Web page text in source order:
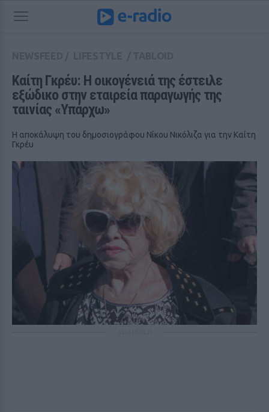
Καίτη Γκρέυ: Η οικογένειά της έστειλε
εξώδικο στην εταιρεία παραγωγής της
ταινίας «Υπάρχω»
Η αποκάλυψη του δημοσιογράφου Νίκου Νικόλιζα για την Καίτη
Γκρέυ